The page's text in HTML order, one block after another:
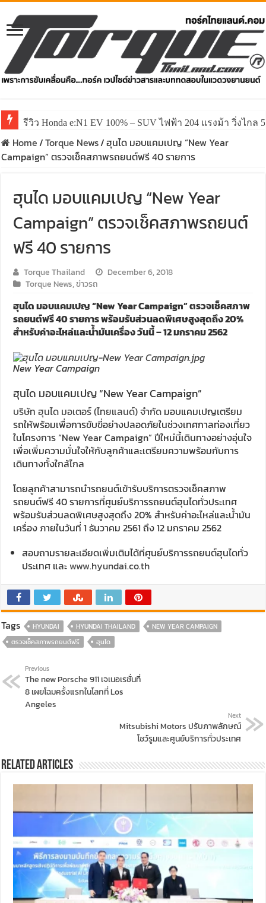
รีวิว Honda e:N1 EV 100% – SUV ไฟฟ้า 204 แรงม้า วิ่งไกล
รีวิว ลองขับ All New GWM HAVAL H6 ปรับโฉมหน้าใหม่
Home/Torque News/ฮุนได มอบแคมเปญ “New Year
Campaign” ตรวจเช็คสภาพรถยนต์ฟรี 40 รายการ
ฮุนได มอบแคมเปญ “New Year
Campaign” ตรวจเช็คสภาพรถยนต์
ฟรี 40 รายการ
Torque Thailand
December 6, 2018
Torque News,ข่าวรถ
ฮุนได มอบแคมเปญ “New Year Campaign” ตรวจเช็คสภาพ
รถยนต์ฟรี 40 รายการ พร้อมรับส่วนลดพิเศษสูงสุดถึง 20%
สำหรับค่าอะไหล่และน้ำมันเครื่อง วันนี้ – 12 มกราคม 2562
New Year Campaign
ฮุนได มอบแคมเปญ “New Year Campaign”
บริษัท ฮุนได มอเตอร์ (ไทยแลนด์) จำกัด มอบแคมเปญเตรียม
รถให้พร้อมเพื่อการขับขี่อย่างปลอดภัยในช่วงเทศกาลท่องเที่ยว
ในโครงการ “New Year Campaign” ปีใหม่นี้เดินทางอย่างอุ่นใจ
เพื่อเพิ่มความมั่นใจให้กับลูกค้าและเตรียมความพร้อมกับการ
เดินทางทั้งใกล้ไกล
โดยลูกค้าสามารถนำรถยนต์เข้ารับบริการตรวจเช็คสภาพ
รถยนต์ฟรี 40 รายการที่ศูนย์บริการรถยนต์ฮุนไดทั่วประเทศ
พร้อมรับส่วนลดพิเศษสูงสุดถึง 20% สำหรับค่าอะไหล่และน้ำมัน
เครื่อง ภายในวันที่ 1 ธันวาคม 2561 ถึง 12 มกราคม 2562
สอบถามรายละเอียดเพิ่มเติมได้ที่ศูนย์บริการรถยนต์ฮุนไดทั่ว
ประเทศ และwww.hyundai.co.th
Tags HYUNDAI HYUNDAI THAILAND
NEW YEAR CAMPAIGN
ตรวจเช็คสภาพรถยนต์ฟรี
ฮุนได
Previous
The new Porsche 911 เจเนอเรชั่นที่
8 เผยโฉมครั้งแรกในโลกที่ Los
Angeles
Next
Mitsubishi Motors ปรับภาพลักษณ์
โชว์รูมและศูนย์บริการทั่วประเทศ
Related Articles